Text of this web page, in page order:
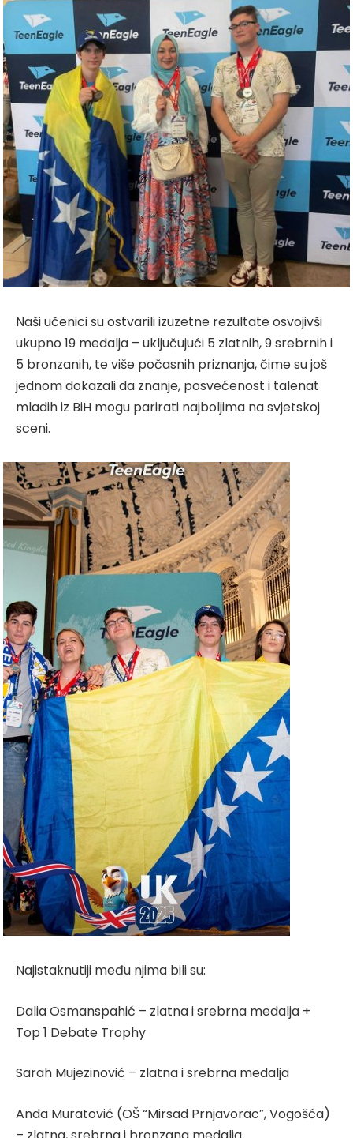
Naši učenici su ostvarili izuzetne rezultate osvojivši
ukupno 19 medalja – uključujući 5 zlatnih, 9 srebrnih i
5 bronzanih, te više počasnih priznanja, čime su još
jednom dokazali da znanje, posvećenost i talenat
mladih iz BiH mogu parirati najboljima na svjetskoj
sceni.
Najistaknutiji među njima bili su:
Dalia Osmanspahić – zlatna i srebrna medalja +
Top 1 Debate Trophy
Sarah Mujezinović – zlatna i srebrna medalja
Anda Muratović (OŠ “Mirsad Prnjavorac”, Vogošća)